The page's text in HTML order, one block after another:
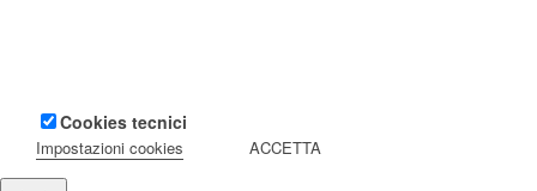
Cookies tecnici
Impostazioni cookies ACCETTA